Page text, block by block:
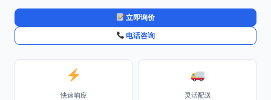
立即询价
电话咨询
快速响应 灵活配送